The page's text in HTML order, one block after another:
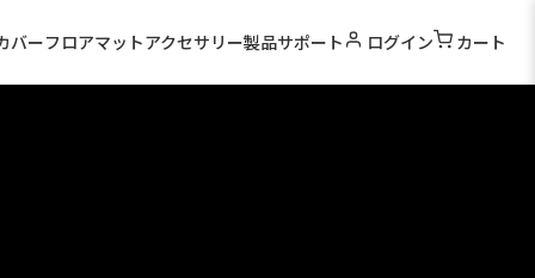
バーフロアマットアクセサリー製品サポート ログイン カート